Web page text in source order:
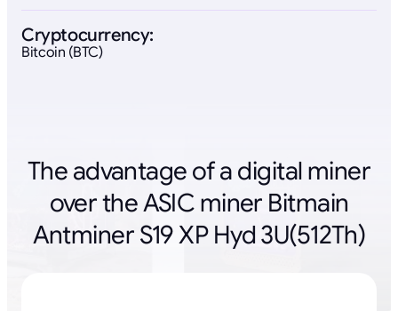
Cryptocurrency:
Bitcoin (BTC)
The advantage of a digital miner
over the ASIC miner Bitmain
Antminer S19 XP Hyd 3U(512Th)